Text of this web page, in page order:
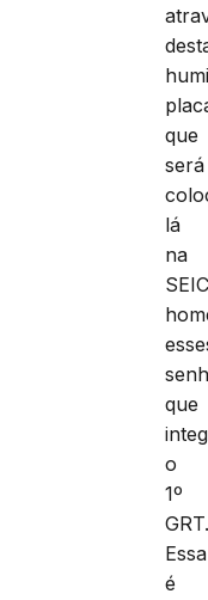
que
será
lá
na
que
o
1º
Essa
é